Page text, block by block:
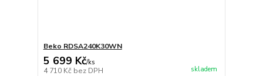
Beko RDSA240K30WN
5 699 Kč/ks
4 710 Kč bez DPH skladem